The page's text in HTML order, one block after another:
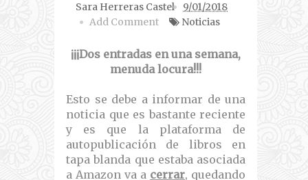
Sara Herreras Castel
9/01/2018
Add Comment
Noticias
¡¡¡Dos entradas en una semana,
menuda locura!!!
Esto se debe a informar de una
noticia que es bastante reciente
y es que la plataforma de
autopublicación de libros en
tapa blanda que estaba asociada
a Amazon va a cerrar, quedando